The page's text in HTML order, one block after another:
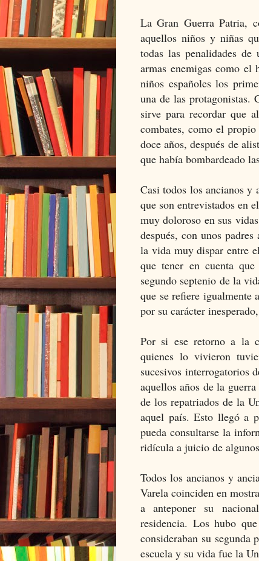
La Gran Guerra Patria,
aquellos niños y niñas
todas las penalidades
armas enemigas como
niños españoles los
una de las protagonistas.
sirve para recordar que
combates, como el
doce años, después de
que había bombardeado
Casi todos los ancianos y
que son entrevistados en
muy doloroso en sus
después, con unos
la vida muy dispar entre
que tener en cuenta
segundo septenio de la
que se refiere
por su carácter
Por si ese retorno a la
quienes lo vivieron
sucesivos interrogatorios
aquellos años de la
de los repatriados de la
aquel país. Esto llegó a
pueda consultarse la
ridícula a juicio de
Todos los ancianos y
Varela coinciden en
a anteponer su
residencia. Los hubo
consideraban su
escuela y su vida fue la